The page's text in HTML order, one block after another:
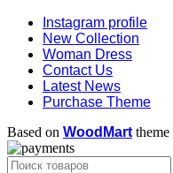
Instagram profile
New Collection
Woman Dress
Contact Us
Latest News
Purchase Theme
Based on WoodMart theme